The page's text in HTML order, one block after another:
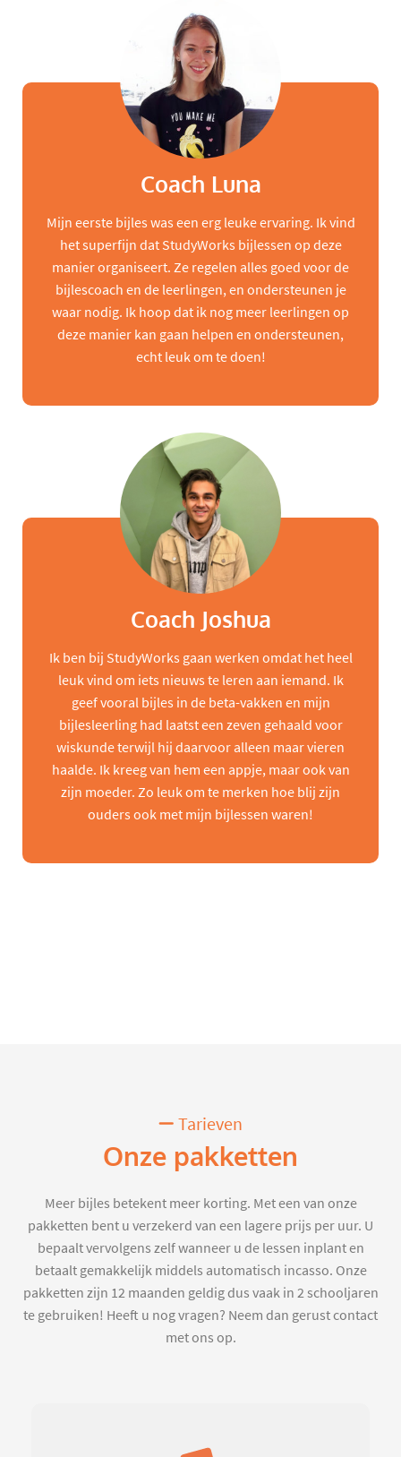
Coach Luna
Mijn eerste bijles was een erg leuke ervaring. Ik vind
het superfijn dat StudyWorks bijlessen op deze
manier organiseert. Ze regelen alles goed voor de
bijlescoach en de leerlingen, en ondersteunen je
waar nodig. Ik hoop dat ik nog meer leerlingen op
deze manier kan gaan helpen en ondersteunen,
echt leuk om te doen!
Coach Joshua
Ik ben bij StudyWorks gaan werken omdat het heel
leuk vind om iets nieuws te leren aan iemand. Ik
geef vooral bijles in de beta-vakken en mijn
bijlesleerling had laatst een zeven gehaald voor
wiskunde terwijl hij daarvoor alleen maar vieren
haalde. Ik kreeg van hem een appje, maar ook van
zijn moeder. Zo leuk om te merken hoe blij zijn
ouders ook met mijn bijlessen waren!
Tarieven
Onze pakketten
Meer bijles betekent meer korting. Met een van onze
pakketten bent u verzekerd van een lagere prijs per uur. U
bepaalt vervolgens zelf wanneer u de lessen inplant en
betaalt gemakkelijk middels automatisch incasso. Onze
pakketten zijn 12 maanden geldig dus vaak in 2 schooljaren
te gebruiken! Heeft u nog vragen? Neem dan gerust contact
met ons op.